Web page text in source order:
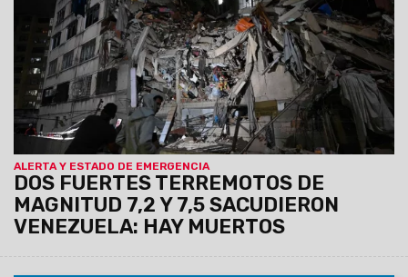
ALERTA Y ESTADO DE EMERGENCIA
DOS FUERTES TERREMOTOS DE
MAGNITUD 7,2 Y 7,5 SACUDIERON
VENEZUELA: HAY MUERTOS
con fuerza en la capital venezolana, donde hubo
daños, víctimas fatales, edificios caídos y alerta de
tsunami. Son incesantes las tareas de rescate.